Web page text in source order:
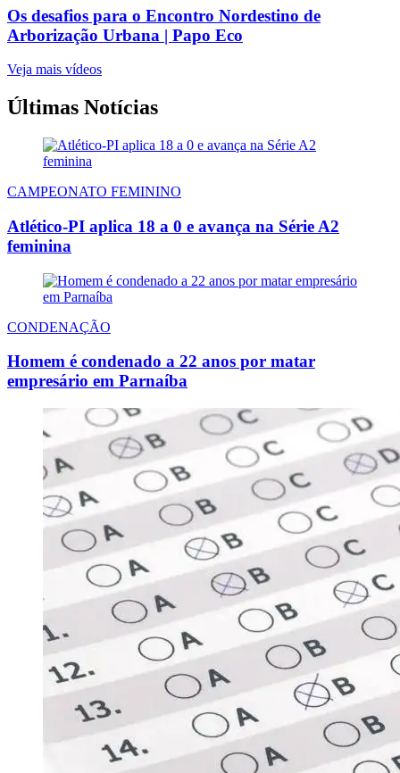
Os desafios para o Encontro Nordestino de
Arborização Urbana | Papo Eco
Veja mais vídeos
Últimas Notícias
CAMPEONATO FEMININO
Atlético-PI aplica 18 a 0 e avança na Série A2
feminina
CONDENAÇÃO
Homem é condenado a 22 anos por matar
empresário em Parnaíba